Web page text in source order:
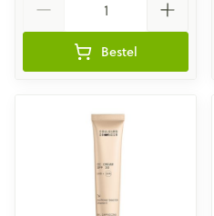
Bestel